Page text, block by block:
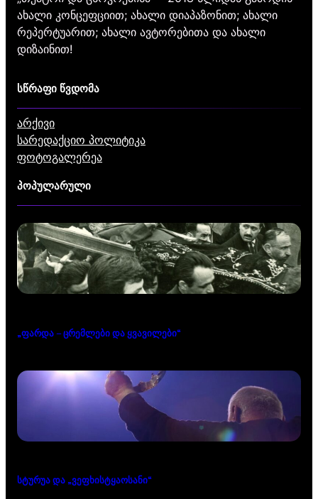
ახალი კონცეფციით; ახალი დიაპაზონით; ახალი
რეპერტუარით; ახალი ავტორებითა და ახალი
დიზაინით!
სწრაფი წვდომა
არქივი
სარედაქციო პოლიტიკა
ფოტოგალერეა
პოპულარული
„ფარდა – ცრემლები და ყვავილები“
სტურუა და „ვეფხისტყაოსანი“